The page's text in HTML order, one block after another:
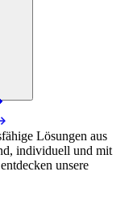
Lösungen aus
individuell und mit
unsere